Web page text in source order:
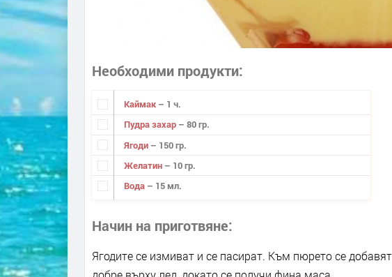
Необходими продукти
Каймак – 1 ч.
Пудра захар – 80 гр.
Ягоди – 150 гр.
Желатин – 10 гр.
Вода – 15 мл.
Начин на приготвяне
Ягодите се измиват и се пасират. Към пюрето се